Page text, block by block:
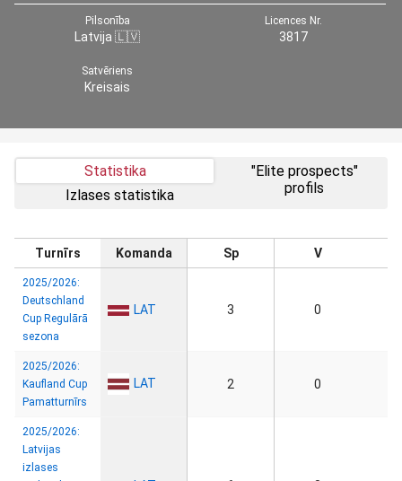
Pilsonība
Latvija 🇱🇻
Licences Nr.
3817
Satvēriens
Kreisais
Statistika
Izlases statistika
"Elite prospects"
profils
Turnīrs Komanda Sp V
2025/2026:
Deutschland
Cup Regulārā
sezona
LAT 3 0
2025/2026:
Kaufland Cup
Pamatturnīrs
LAT 2 0
2025/2026:
Latvijas
izlases